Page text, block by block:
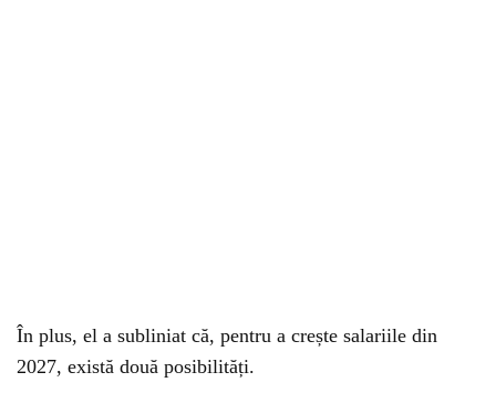
În plus, el a subliniat că, pentru a crește salariile din
2027, există două posibilități.